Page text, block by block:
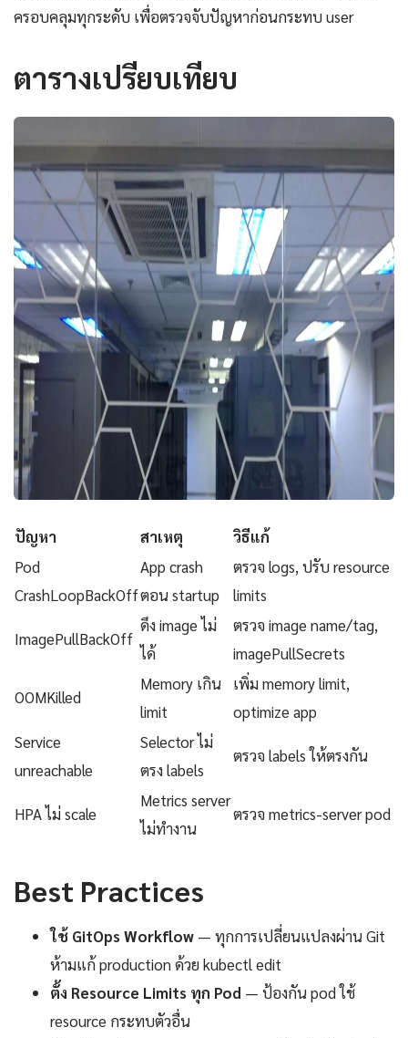
ครอบคลุมทุกระดับ เพื่อตรวจจับปัญหาก่อนกระทบ user
ตารางเปรียบเทียบ
ปัญหา สาเหตุ
วิธีแก้
Pod
CrashLoopBackOff
App crash
ตอน startup
ตรวจ logs, ปรับ resource
limits
ImagePullBackOff
ดึง image ไม่
ได้
ตรวจ image name/tag,
imagePullSecrets
OOMKilled
Memory เกิน
limit
เพิ่ม memory limit,
optimize app
Service
unreachable
Selector ไม่
ตรง labels
ตรวจ labels ให้ตรงกัน
HPA ไม่ scale
Metrics server
ไม่ทำงาน
ตรวจ metrics-server pod
Best Practices
ใช้ GitOps Workflow — ทุกการเปลี่ยนแปลงผ่าน Git
ห้ามแก้ production ด้วย kubectl edit
ตั้ง Resource Limits ทุก Pod — ป้องกัน pod ใช้
resource กระทบตัวอื่น